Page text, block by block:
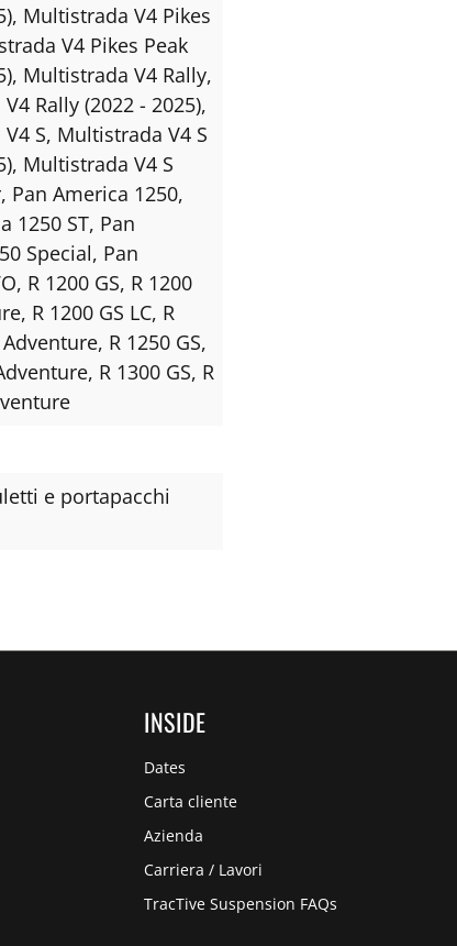
, Multistrada V4 Pikes
V4 Pikes Peak
, Multistrada V4 Rally,
Rally (2022 - 2025),
S, Multistrada V4 S
, Multistrada V4 S
, Pan America 1250,
1250 ST, Pan
Special, Pan
, R 1200 GS, R 1200
, R 1200 GS LC, R
Adventure, R 1250 GS,
, R 1300 GS, R
e portapacchi
INSIDE
Dates
Carta cliente
Azienda
Carriera / Lavori
TracTive Suspension FAQs